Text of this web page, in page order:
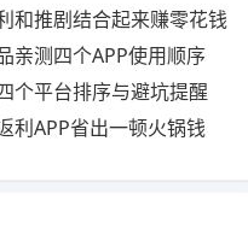
和推剧结合起来赚零花钱
亲测四个APP使用顺序
个平台排序与避坑提醒
利APP省出一顿火锅钱